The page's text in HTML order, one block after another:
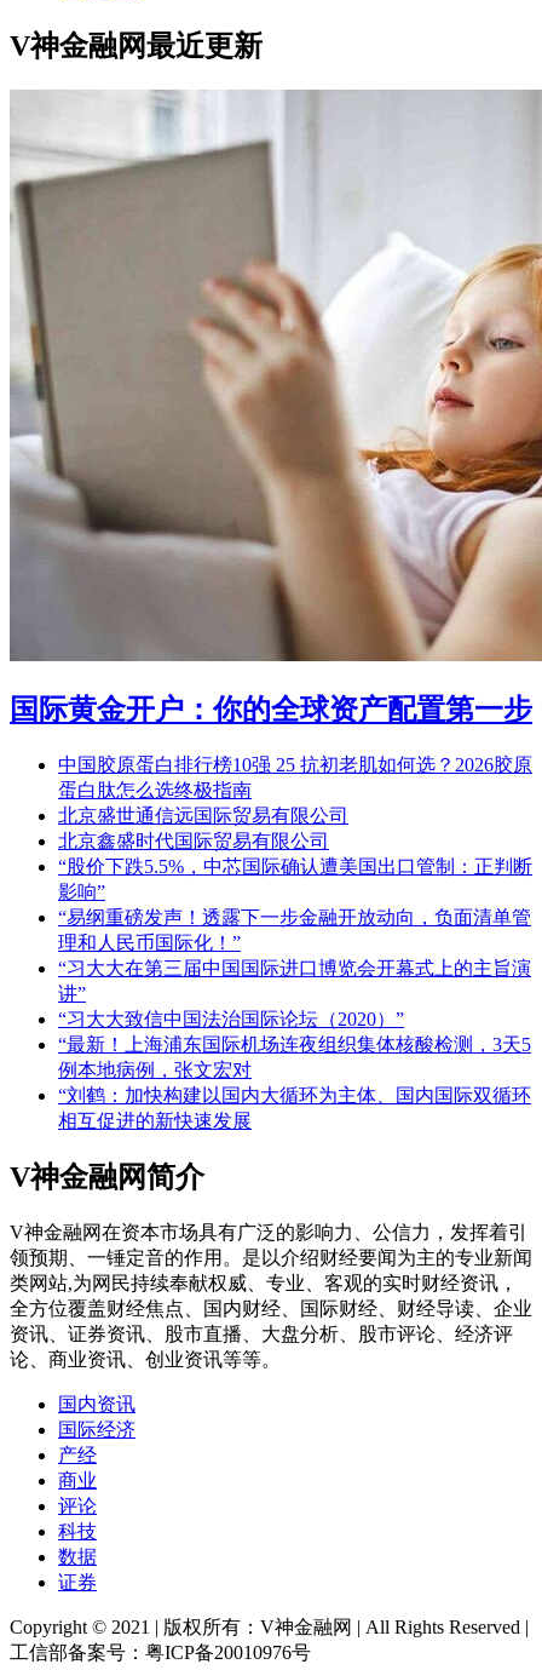
V神金融网最近更新
国际黄金开户：你的全球资产配置第一步
中国胶原蛋白排行榜10强 25 抗初老肌如何选？2026胶原
蛋白肽怎么选终极指南
北京盛世通信远国际贸易有限公司
北京鑫盛时代国际贸易有限公司
“股价下跌5.5%，中芯国际确认遭美国出口管制：正判断
影响”
“易纲重磅发声！透露下一步金融开放动向，负面清单管
理和人民币国际化！”
“习大大在第三届中国国际进口博览会开幕式上的主旨演
讲”
“习大大致信中国法治国际论坛（2020）”
“最新！上海浦东国际机场连夜组织集体核酸检测，3天5
例本地病例，张文宏对
“刘鹤：加快构建以国内大循环为主体、国内国际双循环
相互促进的新快速发展
V神金融网简介
V神金融网在资本市场具有广泛的影响力、公信力，发挥着引
领预期、一锤定音的作用。是以介绍财经要闻为主的专业新闻
类网站,为网民持续奉献权威、专业、客观的实时财经资讯，
全方位覆盖财经焦点、国内财经、国际财经、财经导读、企业
资讯、证券资讯、股市直播、大盘分析、股市评论、经济评
论、商业资讯、创业资讯等等。
国内资讯
国际经济
产经
商业
评论
科技
数据
证券
Copyright © 2021 | 版权所有：V神金融网 | All Rights Reserved |
工信部备案号：粤ICP备20010976号